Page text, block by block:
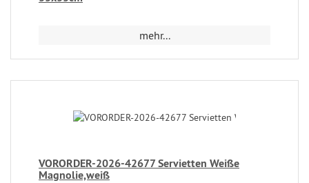
mehr...
VORORDER-2026-42677 Servietten Weiße
Magnolie,weiß